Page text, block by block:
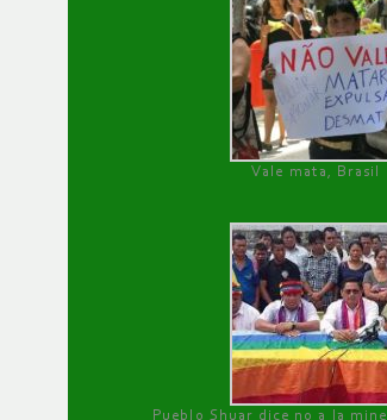
Vale mata, Brasil
Pueblo Shuar dice no a la